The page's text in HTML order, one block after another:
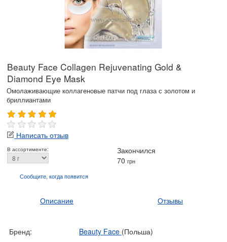
Beauty Face Collagen Rejuvenating Gold &
Diamond Eye Mask
Омолаживающие коллагеновые патчи под глаза с золотом и
бриллиантами
Написать отзыв
В ассортименте:
Закончился
70 грн
Сообщите, когдапоявится
Описание Отзывы
Бренд: Beauty Face (Польша)